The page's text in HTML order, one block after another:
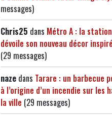
messages)
Chris25 dans Métro A : la
dévoile son nouveau décor
(29 messages)
naze dans Tarare : un barbecue
à l’origine d’un incendie sur les
la ville (29 messages)